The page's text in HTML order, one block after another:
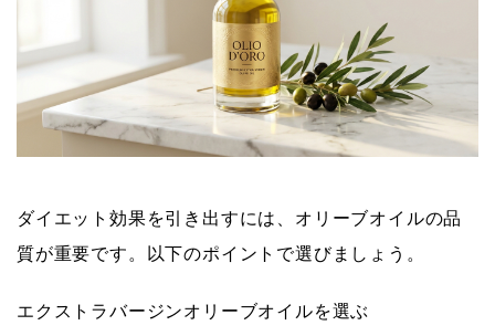
ダイエット効果を引き出すには、オリーブオイルの品
質が重要です。以下のポイントで選びましょう。
エクストラバージンオリーブオイルを選ぶ